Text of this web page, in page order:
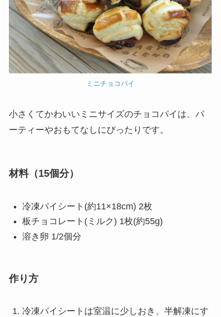
ミニチョコパイ
小さくてかわいいミニサイズのチョコパイは、パ
ーティーやおもてなしにぴったりです。
材料（15個分）
冷凍パイシート(約11×18cm) 2枚
板チョコレート(ミルク) 1枚(約55g)
溶き卵 1/2個分
作り方
冷凍パイシートは室温に少しおき、半解凍にす